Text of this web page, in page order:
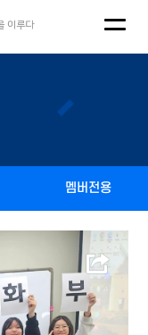
멤버전용